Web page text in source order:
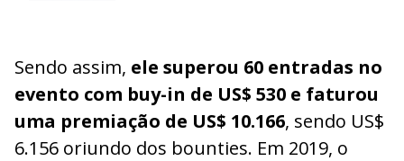
Sendo assim, ele superou 60 entradas no
evento com buy-in de US$ 530 e faturou
uma premiação de US$ 10.166, sendo US$
6.156 oriundo dos bounties. Em 2019, o